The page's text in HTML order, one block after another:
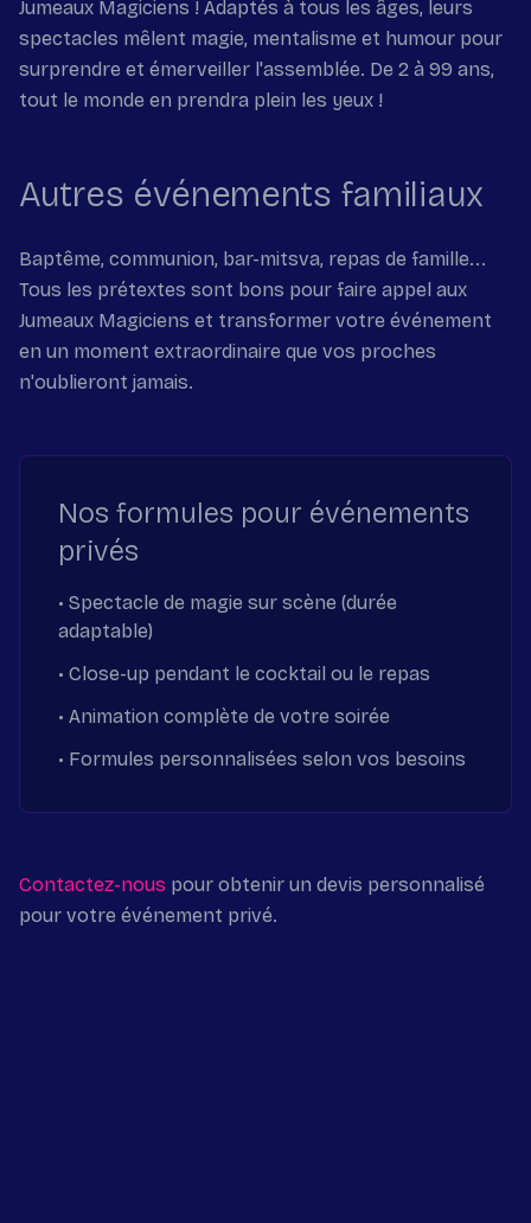
Jumeaux Magiciens ! Adaptés à tous les âges, leurs
spectacles mêlent magie, mentalisme et humour pour
surprendre et émerveiller l'assemblée. De 2 à 99 ans,
tout le monde en prendra plein les yeux !
Autres événements familiaux
Baptême, communion, bar-mitsva, repas de famille...
Tous les prétextes sont bons pour faire appel aux
Jumeaux Magiciens et transformer votre événement
en un moment extraordinaire que vos proches
n'oublieront jamais.
Nos formules pour événements
privés
• Spectacle de magie sur scène (durée
adaptable)
• Close-up pendant le cocktail ou le repas
• Animation complète de votre soirée
• Formules personnalisées selon vos besoins
Contactez-nous pour obtenir un devis personnalisé
pour votre événement privé.